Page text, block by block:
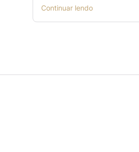
Continuar lendo